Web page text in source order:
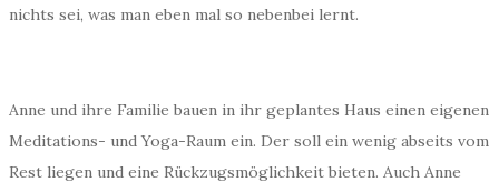
nichts sei, was man eben mal so nebenbei lernt.
Anne und ihre Familie bauen in ihr geplantes Haus einen eigenen
Meditations- und Yoga-Raum ein. Der soll ein wenig abseits vom
Rest liegen und eine Rückzugsmöglichkeit bieten. Auch Anne